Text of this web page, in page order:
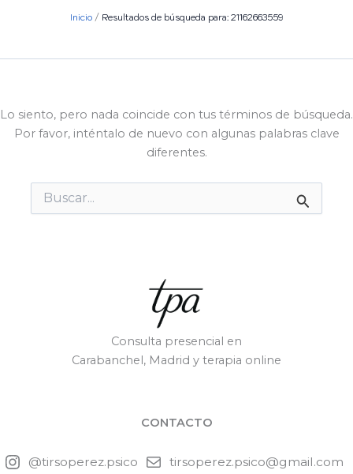
Inicio Resultados de búsqueda para: 21162663559
Lo siento, pero nada coincide con tus términos de búsqueda.
Por favor, inténtalo de nuevo con algunas palabras clave
diferentes.
Buscar
por:
Consulta presencial en
Carabanchel, Madrid y terapia online
CONTACTO
@tirsoperez.psico tirsoperez.psico@gmail.com